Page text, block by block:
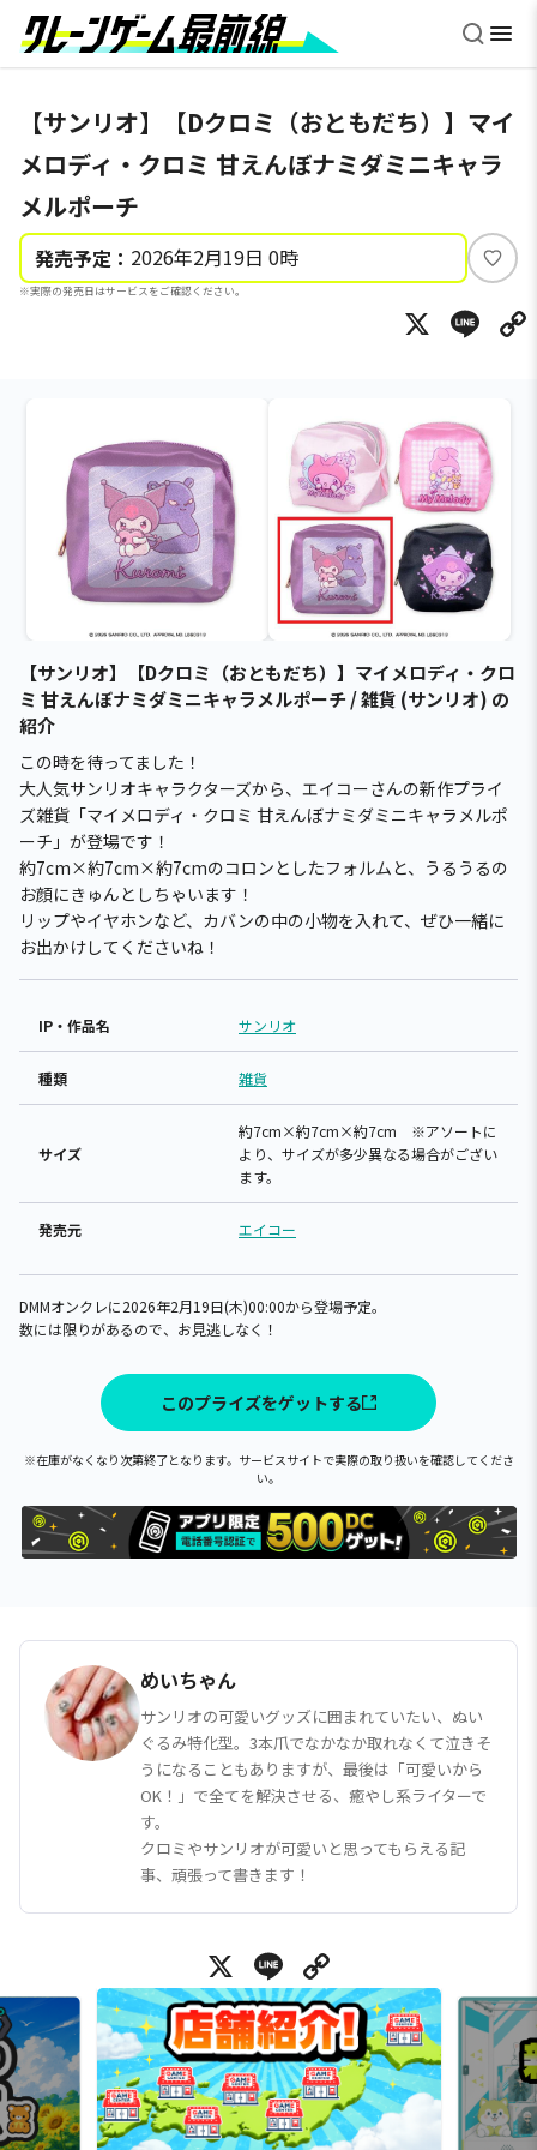
【サンリオ】【Dクロミ（おともだち）】マイ
メロディ・クロミ 甘えんぼナミダミニキャラ
メルポーチ
発売予定： 2026年2月19日 0時
※実際の発売日はサービスをご確認ください。
い
ね
X
【サンリオ】【Dクロミ（おともだち）】マイメロディ・クロ
ミ 甘えんぼナミダミニキャラメルポーチ / 雑貨 (サンリオ) の
紹介
この時を待ってました！
大人気サンリオキャラクターズから、エイコーさんの新作プライ
ズ雑貨「マイメロディ・クロミ 甘えんぼナミダミニキャラメルポ
ーチ」が登場です！
約7cm×約7cm×約7cmのコロンとしたフォルムと、うるうるの
お顔にきゅんとしちゃいます！
リップやイヤホンなど、カバンの中の小物を入れて、ぜひ一緒に
お出かけしてくださいね！
IP・作品名 サンリオ
種類 雑貨
サイズ
約7cm×約7cm×約7cm ※アソートに
より、サイズが多少異なる場合がござい
ます。
発売元 エイコー
DMMオンクレに2026年2月19日(木)00:00から登場予定。
数には限りがあるので、お見逃しなく！
このプライズをゲットする
※在庫がなくなり次第終了となります。サービスサイトで実際の取り扱いを確認してくださ
い。
めいちゃん
サンリオの可愛いグッズに囲まれていたい、ぬい
ぐるみ特化型。3本爪でなかなか取れなくて泣きそ
うになることもありますが、最後は「可愛いから
OK！」で全てを解決させる、癒やし系ライターで
す。
クロミやサンリオが可愛いと思ってもらえる記
事、頑張って書きます！
X Line